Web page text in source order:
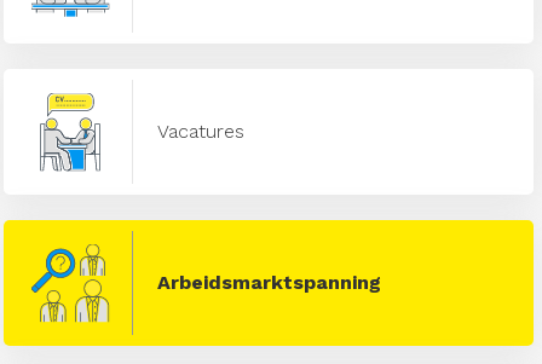
Vacatures
Arbeidsmarktspanning